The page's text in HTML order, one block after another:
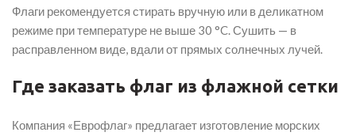
Флаги рекомендуется стирать вручную или в деликатном
режиме при температуре не выше 30 °C. Сушить — в
расправленном виде, вдали от прямых солнечных лучей.
Где заказать флаг из флажной сетки
Компания «Еврофлаг» предлагает изготовление морских